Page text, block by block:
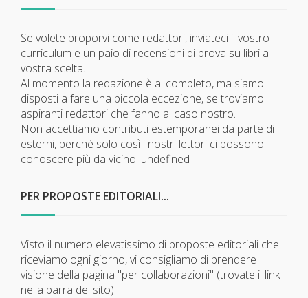
Se volete proporvi come redattori, inviateci il vostro
curriculum e un paio di recensioni di prova su libri a
vostra scelta.
Al momento la redazione è al completo, ma siamo
disposti a fare una piccola eccezione, se troviamo
aspiranti redattori che fanno al caso nostro.
Non accettiamo contributi estemporanei da parte di
esterni, perché solo così i nostri lettori ci possono
conoscere più da vicino. undefined
PER PROPOSTE EDITORIALI...
Visto il numero elevatissimo di proposte editoriali che
riceviamo ogni giorno, vi consigliamo di prendere
visione della pagina "per collaborazioni" (trovate il link
nella barra del sito).